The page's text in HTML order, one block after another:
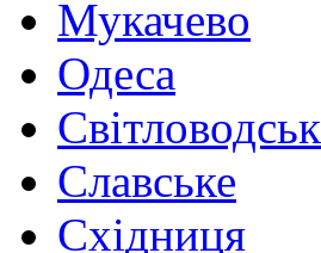
Мукачево
Одеса
Світловодськ
Славське
Східниця